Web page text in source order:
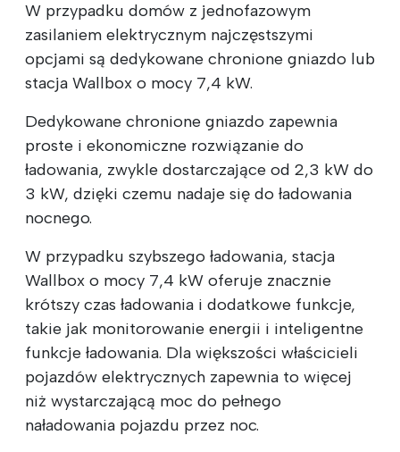
W przypadku domów z jednofazowym
zasilaniem elektrycznym najczęstszymi
opcjami są dedykowane chronione gniazdo lub
stacja Wallbox o mocy 7,4 kW.
Dedykowane chronione gniazdo zapewnia
proste i ekonomiczne rozwiązanie do
ładowania, zwykle dostarczające od 2,3 kW do
3 kW, dzięki czemu nadaje się do ładowania
nocnego.
W przypadku szybszego ładowania, stacja
Wallbox o mocy 7,4 kW oferuje znacznie
krótszy czas ładowania i dodatkowe funkcje,
takie jak monitorowanie energii i inteligentne
funkcje ładowania. Dla większości właścicieli
pojazdów elektrycznych zapewnia to więcej
niż wystarczającą moc do pełnego
naładowania pojazdu przez noc.